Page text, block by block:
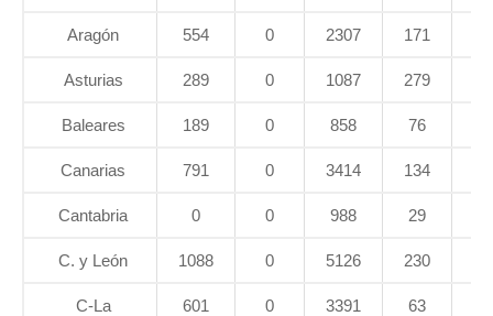
Aragón 554 0 2307 171
Asturias 289 0 1087 279
Baleares 189 0 858 76
Canarias 791 0 3414 134
Cantabria 0 0 988 29
C. y León 1088 0 5126 230
C-La
601 0 3391 63